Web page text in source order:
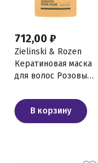
712,00 ₽
Zielinski & Rozen
Кератиновая маска
для волос Розовый
Корица, Кожа, 30 мл
В корзину